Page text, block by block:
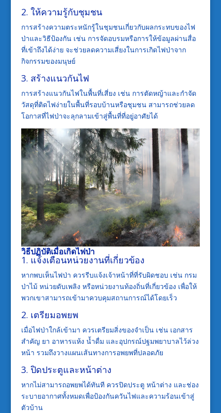
2. ให้ความรู้กับชุมชน
การสร้างความตระหนักรู้ในชุมชนเกี่ยวกับผลกระทบของไฟ
ป่าและวิธีป้องกัน เช่น การจัดอบรมหรือการให้ข้อมูลผ่านสื่อ
ที่เข้าถึงได้ง่าย จะช่วยลดความเสี่ยงในการเกิดไฟป่าจาก
กิจกรรมของมนุษย์
3. สร้างแนวกันไฟ
การสร้างแนวกันไฟในพื้นที่เสี่ยง เช่น การตัดหญ้าและกำจัด
วัสดุที่ติดไฟง่ายในพื้นที่รอบบ้านหรือชุมชน สามารถช่วยลด
โอกาสที่ไฟป่าจะลุกลามเข้าสู่พื้นที่ที่อยู่อาศัยได้
วิธีปฏิบัติเมื่อเกิดไฟป่า
1. แจ้งเตือนหน่วยงานที่เกี่ยวข้อง
หากพบเห็นไฟป่า ควรรีบแจ้งเจ้าหน้าที่ที่รับผิดชอบ เช่น กรม
ป่าไม้ หน่วยดับเพลิง หรือหน่วยงานท้องถิ่นที่เกี่ยวข้อง เพื่อให้
พวกเขาสามารถเข้ามาควบคุมสถานการณ์ได้โดยเร็ว
2. เตรียมอพยพ
เมื่อไฟป่าใกล้เข้ามา ควรเตรียมสิ่งของจำเป็น เช่น เอกสาร
สำคัญ ยา อาหารแห้ง น้ำดื่ม และอุปกรณ์ปฐมพยาบาลไว้ล่วง
หน้า รวมถึงวางแผนเส้นทางการอพยพที่ปลอดภัย
3. ปิดประตูและหน้าต่าง
หากไม่สามารถอพยพได้ทันที ควรปิดประตู หน้าต่าง และช่อง
ระบายอากาศทั้งหมดเพื่อป้องกันควันไฟและความร้อนเข้าสู่
ตัวบ้าน